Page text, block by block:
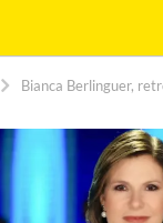
Bianca Berlinguer,